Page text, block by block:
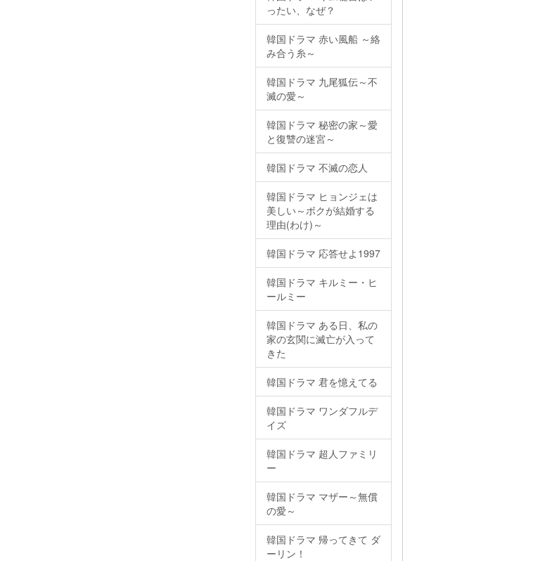
ったい、なぜ？
韓国ドラマ 赤い風船 ～絡
み合う糸～
韓国ドラマ 九尾狐伝～不
滅の愛～
韓国ドラマ 秘密の家～愛
と復讐の迷宮～
韓国ドラマ 不滅の恋人
韓国ドラマ ヒョンジェは
美しい～ボクが結婚する
理由(わけ)～
韓国ドラマ 応答せよ1997
韓国ドラマ キルミー・ヒ
ールミー
韓国ドラマ ある日、私の
家の玄関に滅亡が入って
きた
韓国ドラマ 君を憶えてる
韓国ドラマ ワンダフルデ
イズ
韓国ドラマ 超人ファミリ
ー
韓国ドラマ マザー～無償
の愛～
韓国ドラマ 帰ってきて ダ
ーリン！